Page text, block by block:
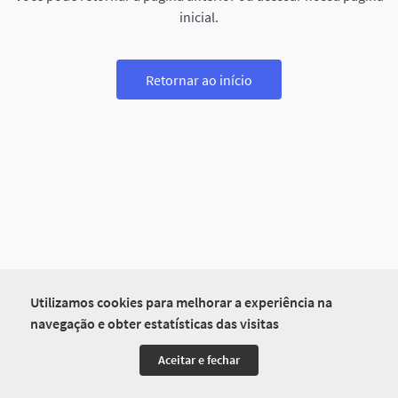
Utilizamos cookies para melhorar a experiência na
navegação e obter estatísticas das visitas
Aceitar e fechar
inicial.
Retornar ao início